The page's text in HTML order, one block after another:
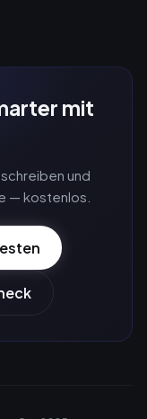
mit
und
— kostenlos.